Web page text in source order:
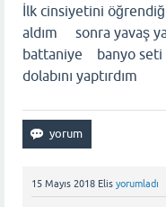
İlk cinsiyetini
aldım sonra yavaş
battaniye banyo seti
dolabını yaptırdım
15 Mayıs 2018 Elis yorumladı